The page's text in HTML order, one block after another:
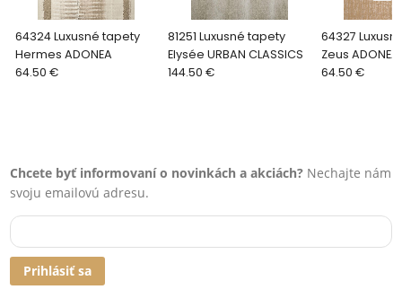
64324 Luxusné tapety
Hermes ADONEA
64.50 €
81251 Luxusné tapety
Elysée URBAN CLASSICS
144.50 €
64327
Zeus ADONEA
64.50 €
Chcete byť informovaní o novinkách a akciách? Nechajte nám
svoju emailovú adresu.
Prihlásiť sa